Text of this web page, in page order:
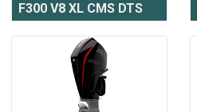
F300 V8 XL CMS DTS